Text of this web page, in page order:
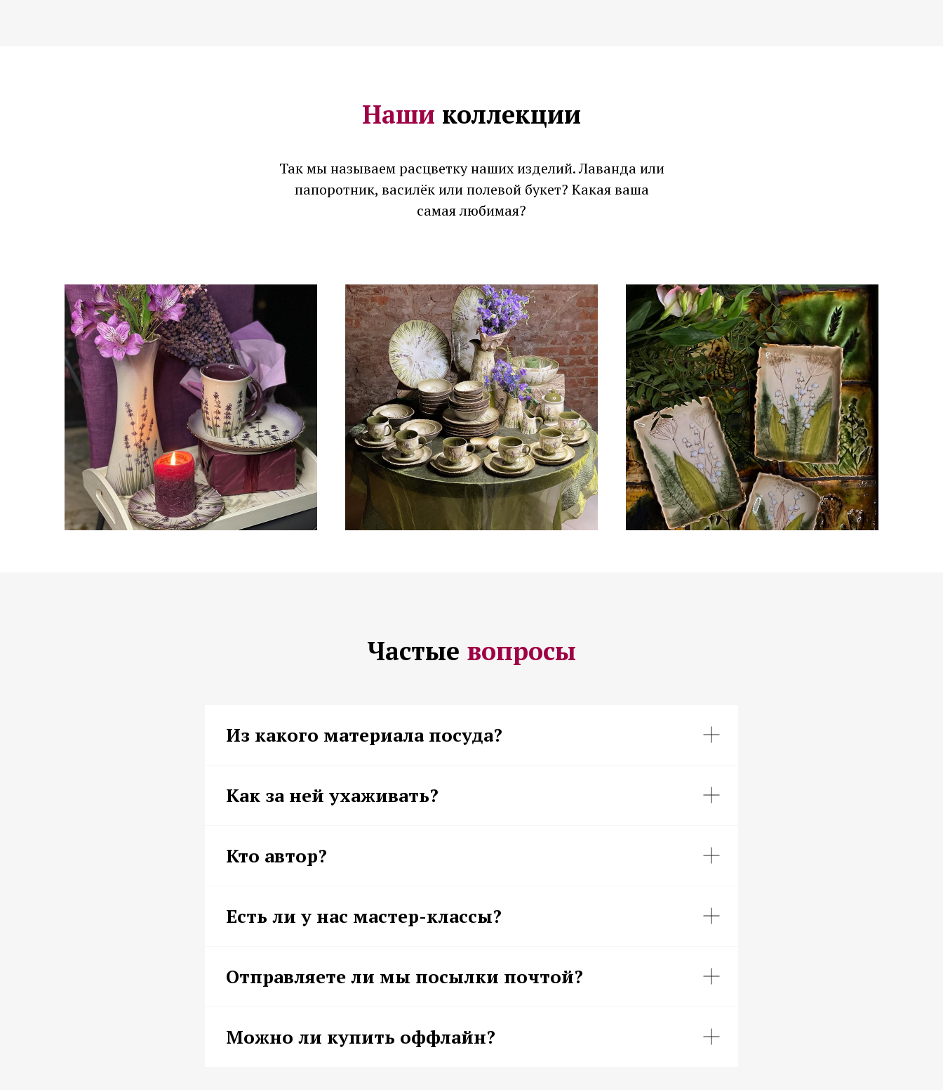
Наши коллекции
Так мы называем расцветку наших изделий. Лаванда или
папоротник, василёк или полевой букет? Какая ваша
самая любимая?
Лаванда
Если не знайте, что подарить -
лаванда всегда актуальна!
Полевой букет
Летние растения с теплого поля
- нежное напоминание о
детстве!
Все коллекции
перейти к изучению
Частые вопросы
Из какого материала посуда?
Как за ней ухаживать?
Кто автор?
Есть ли у нас мастер-классы?
Отправляете ли мы посылки почтой?
Можно ли купить оффлайн?